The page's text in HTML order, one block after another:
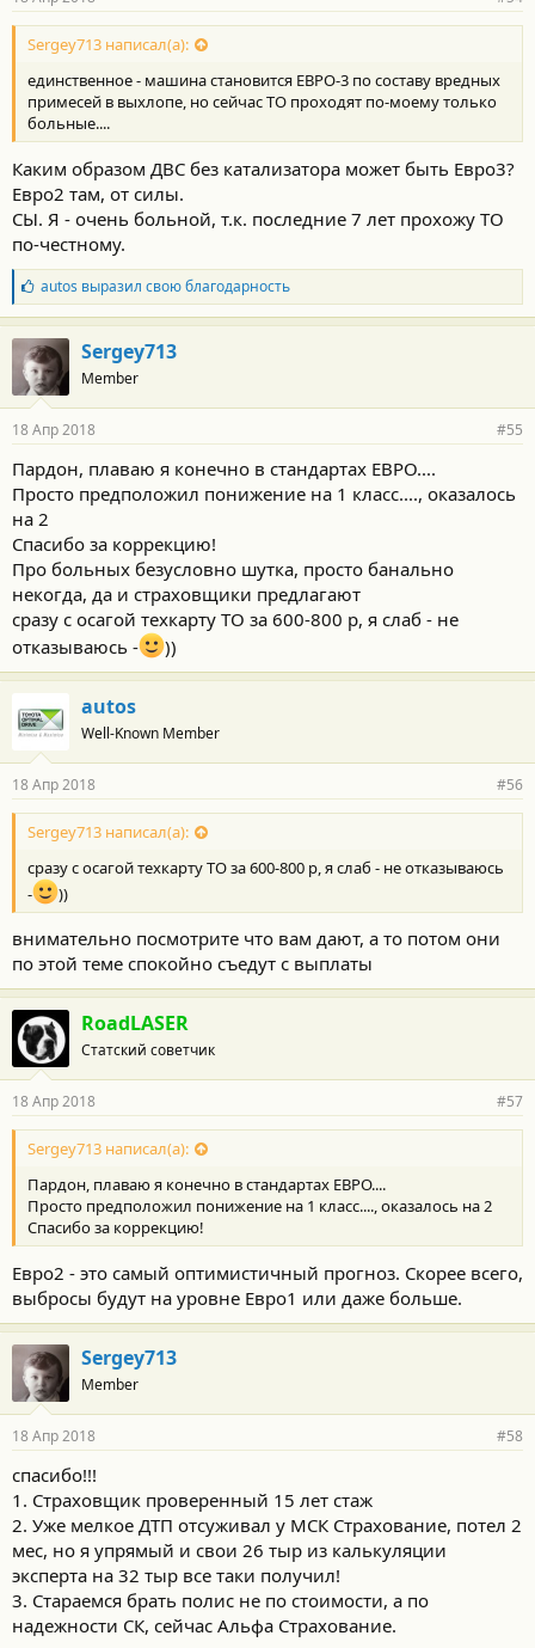
Sergey713 написал(а):
единственное - машина становится ЕВРО-3 по составу вредных
примесей в выхлопе, но сейчас ТО проходят по-моему только
больные....
Каким образом ДВС без катализатора может быть Евро3?
Евро2 там, от силы.
СЫ. Я - очень больной, т.к. последние 7 лет прохожу ТО
по-честному.
Б
л
а
г
о
д
а
н
с
т
и
autos выразил свою благодарность
Sergey713
Member
18 Апр 2018 #55
Пардон, плаваю я конечно в стандартах ЕВРО....
Просто предположил понижение на 1 класс...., оказалось
на 2
Спасибо за коррекцию!
Про больных безусловно шутка, просто банально
некогда, да и страховщики предлагают
сразу с осагой техкарту ТО за 600-800 р, я слаб - не
отказываюсь -
))
autos
Well-Known Member
18 Апр 2018 #56
Sergey713 написал(а):
сразу с осагой техкарту ТО за 600-800 р, я слаб - не отказываюсь
-
))
внимательно посмотрите что вам дают, а то потом они
по этой теме спокойно съедут с выплаты
RoadLASER
Статский советчик
18 Апр 2018 #57
Sergey713 написал(а):
Пардон, плаваю я конечно в стандартах ЕВРО....
Просто предположил понижение на 1 класс...., оказалось на 2
Спасибо за коррекцию!
Евро2 - это самый оптимистичный прогноз. Скорее всего,
выбросы будут на уровне Евро1 или даже больше.
Sergey713
Member
18 Апр 2018 #58
спасибо!!!
1. Страховщик проверенный 15 лет стаж
2. Уже мелкое ДТП отсуживал у МСК Страхование, потел 2
мес, но я упрямый и свои 26 тыр из калькуляции
эксперта на 32 тыр все таки получил!
3. Стараемся брать полис не по стоимости, а по
надежности СК, сейчас Альфа Страхование.